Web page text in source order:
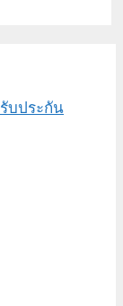
บประกัน